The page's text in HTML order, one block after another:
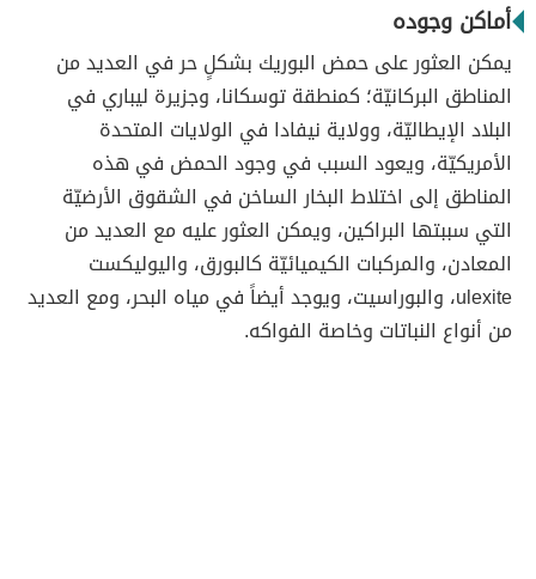
أماكن وجوده
يمكن العثور على حمض البوريك بشكلٍ حر في العديد من
المناطق البركانيّة؛ كمنطقة توسكانا، وجزيرة ليباري في
البلاد الإيطاليّة، وولاية نيفادا في الولايات المتحدة
الأمريكيّة، ويعود السبب في وجود الحمض في هذه
المناطق إلى اختلاط البخار الساخن في الشقوق الأرضيّة
التي سببتها البراكين، ويمكن العثور عليه مع العديد من
المعادن، والمركبات الكيميائيّة كالبورق، واليوليكست
ulexite، والبوراسيت، ويوجد أيضاً في مياه البحر، ومع العديد
من أنواع النباتات وخاصة الفواكه.